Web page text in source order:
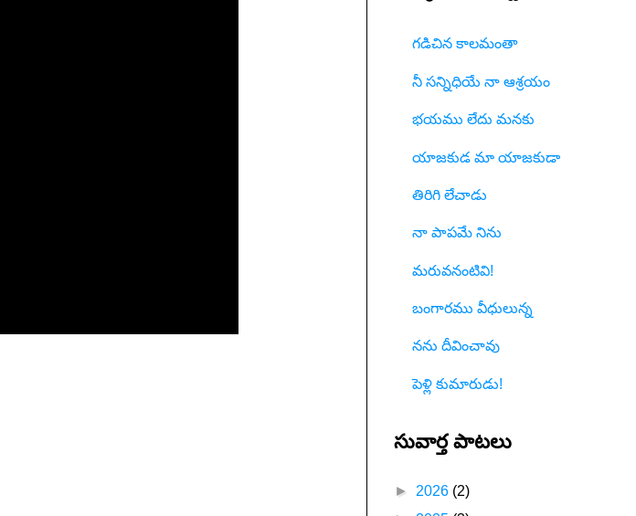
గడిచిన కాలమంతా
నీ సన్నిధియే నా ఆశ్రయం
భయము లేదు మనకు
యాజకుడ మా యాజకుడా
తిరిగి లేచాడు
నా పాపమే నిను
మరువనంటివి!
బంగారము వీధులున్న
నను దీవించావు
పెళ్లి కుమారుడు!
సువార్త పాటలు
► 2026 (2)